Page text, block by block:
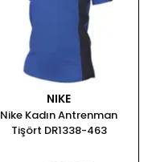
NIKE
Nike Kadın Antrenman
Tişört DR1338-463